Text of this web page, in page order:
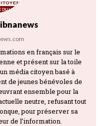
en français sur le
et présent sur la toile
média citoyen basé à
de jeunes bénévoles de
ensemble pour la
neutre, refusant tout
pour préserver sa
de l’information.